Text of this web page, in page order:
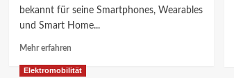
bekannt für seine Smartphones, Wearables
und Smart Home...
Mehr erfahrenMehr
über
Elektromobilität